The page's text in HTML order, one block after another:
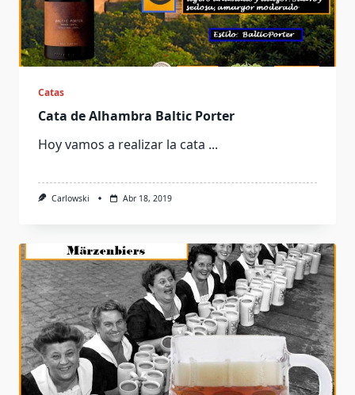
Catas
Cata de Alhambra Baltic Porter
Hoy vamos a realizar la cata ...
Carlowski Abr 18, 2019